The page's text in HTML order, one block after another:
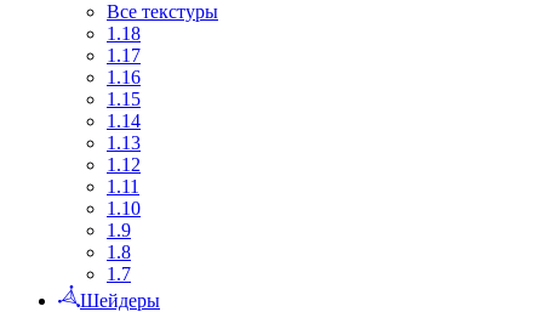
Все текстуры
1.18
1.17
1.16
1.15
1.14
1.13
1.12
1.11
1.10
1.9
1.8
1.7
Шейдеры